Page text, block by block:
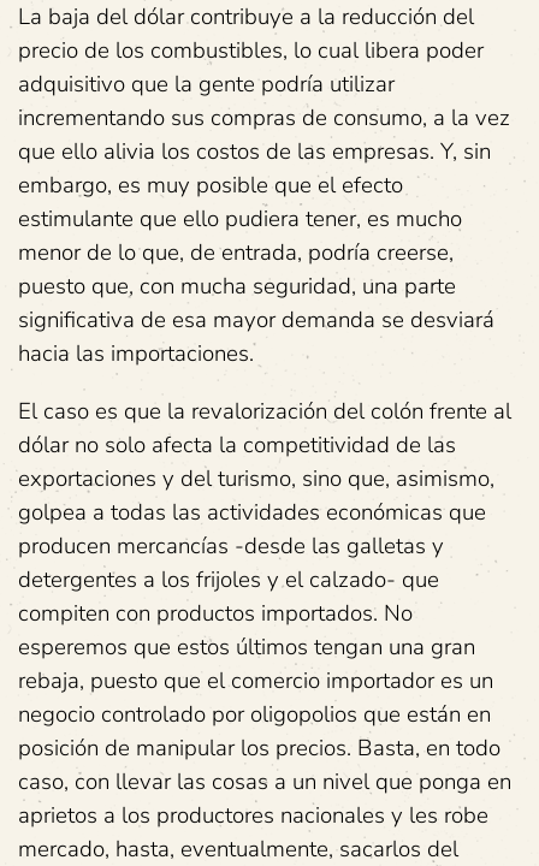
La baja del dólar contribuye a la reducción del
precio de los combustibles, lo cual libera poder
adquisitivo que la gente podría utilizar
incrementando sus compras de consumo, a la vez
que ello alivia los costos de las empresas. Y, sin
embargo, es muy posible que el efecto
estimulante que ello pudiera tener, es mucho
menor de lo que, de entrada, podría creerse,
puesto que, con mucha seguridad, una parte
significativa de esa mayor demanda se desviará
hacia las importaciones.
El caso es que la revalorización del colón frente al
dólar no solo afecta la competitividad de las
exportaciones y del turismo, sino que, asimismo,
golpea a todas las actividades económicas que
producen mercancías -desde las galletas y
detergentes a los frijoles y el calzado- que
compiten con productos importados. No
esperemos que estos últimos tengan una gran
rebaja, puesto que el comercio importador es un
negocio controlado por oligopolios que están en
posición de manipular los precios. Basta, en todo
caso, con llevar las cosas a un nivel que ponga en
aprietos a los productores nacionales y les robe
mercado, hasta, eventualmente, sacarlos del